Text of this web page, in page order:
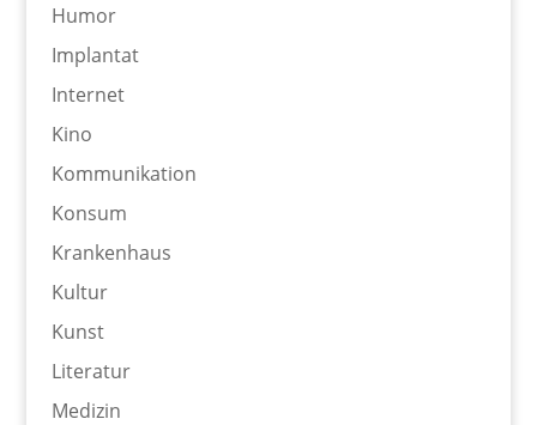
Humor
Implantat
Internet
Kino
Kommunikation
Konsum
Krankenhaus
Kultur
Kunst
Literatur
Medizin